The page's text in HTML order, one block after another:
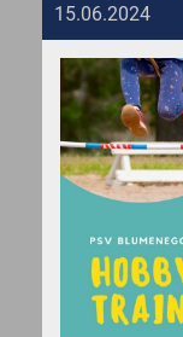
15.06.2024